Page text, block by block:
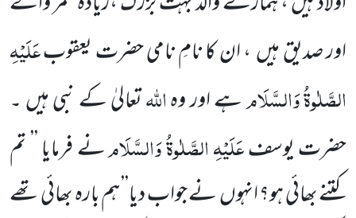
اور صدیق ہیں ، ان کا نامِ نامی حضرت یعقوبعَلَیْہِ
الصَّلٰوۃُ وَالسَّلَامہے اور وہاللّٰہتعالیٰ کے نبی ہیں ۔
حضرت یوسفعَلَیْہِ الصَّلٰوۃُ وَالسَّلَامنے فرمایا ’’ تم
کتنے بھائی ہو؟ انہوں نے جواب دیا’’ ہم بارہ بھائی تھے